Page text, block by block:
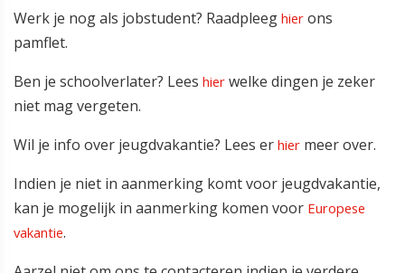
Werk je nog als jobstudent? Raadpleeg hier ons
pamflet.
Ben je schoolverlater? Lees hier welke dingen je zeker
niet mag vergeten.
Wil je info over jeugdvakantie? Lees er hier meer over.
Indien je niet in aanmerking komt voor jeugdvakantie,
kan je mogelijk in aanmerking komen voor Europese
vakantie.